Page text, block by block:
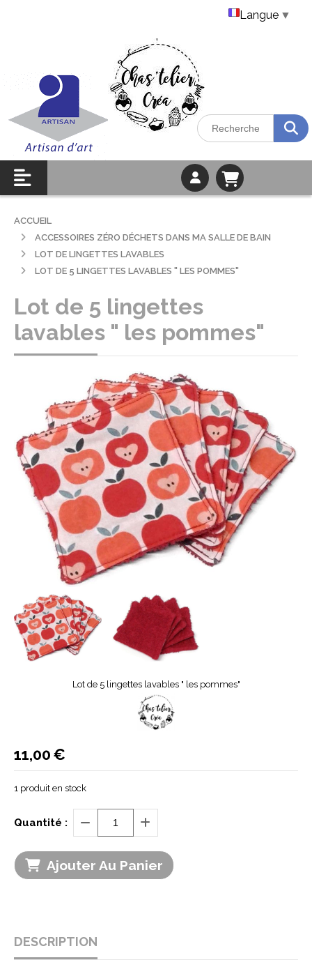
ACCUEIL
ACCESSOIRES ZÉRO DÉCHETS DANS MA SALLE DE BAIN
LOT DE LINGETTES LAVABLES
LOT DE 5 LINGETTES LAVABLES " LES POMMES"
Lot de 5 lingettes
lavables " les pommes"
Lot de 5 lingettes lavables " les pommes"
11,00€
1 produit en stock
Quantité :
Ajouter Au Panier
DESCRIPTION
Langue ▼